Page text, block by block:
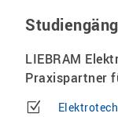
LIEBRAM
Praxispartner